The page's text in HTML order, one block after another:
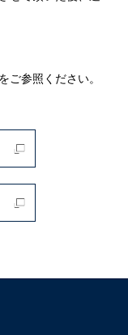
をご参照ください。